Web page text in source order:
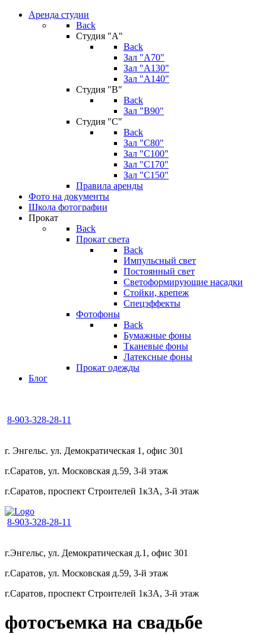
Аренда студии
Back
Студия "А"
Back
Зал "А70"
Зал "А130"
Зал "A140"
Студия "В"
Back
Зал "В90"
Студия "С"
Back
Зал "С80"
Зал "С100"
Зал "С170"
Зал "С150"
Правила аренды
Фото на документы
Школа фотографии
Прокат
Back
Прокат света
Back
Импульсный свет
Постоянный свет
Светоформирующие насадки
Стойки, крепеж
Спецэффекты
Фотофоны
Back
Бумажные фоны
Тканевые фоны
Латексные фоны
Прокат одежды
Блог
8-903-328-28-11
г. Энгельс. ул. Демократическая 1, офис 301
г.Саратов, ул. Московская д.59, 3-й этаж
г.Саратов, проспект Строителей 1к3А, 3-й этаж
8-903-328-28-11
г.Энгельс, ул. Демократическая д.1, офис 301
г.Саратов, ул. Московская д.59, 3-й этаж
г.Саратов, проспект Строителей 1к3А, 3-й этаж
фотосъемка на свадьбе